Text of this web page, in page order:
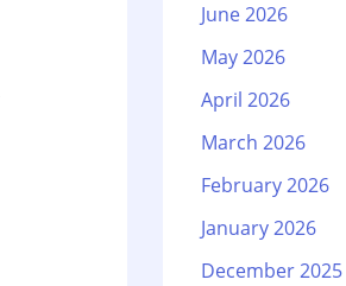
June 2026
May 2026
April 2026
March 2026
February 2026
January 2026
December 2025